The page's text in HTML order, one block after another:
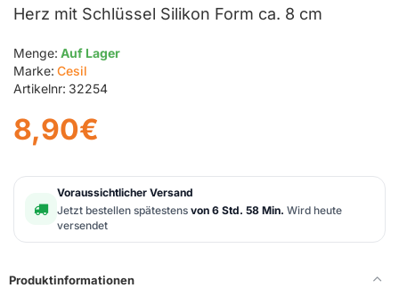
Herz mit Schlüssel Silikon Form ca. 8 cm
Menge: Auf Lager
Marke: Cesil
Artikelnr: 32254
8,90€
Voraussichtlicher Versand
Jetzt bestellen spätestens von 6 Std. 58 Min. Wird heute
versendet
Produktinformationen